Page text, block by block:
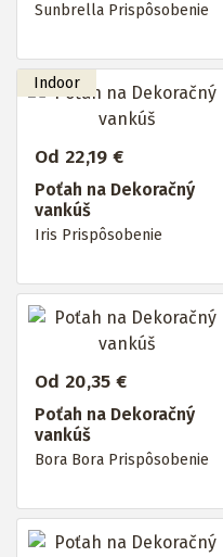
Sunbrella Prispôsobenie
Od 22,19 €
Poťah na Dekoračný
vankúš
Iris Prispôsobenie
Od 20,35 €
Poťah na Dekoračný
vankúš
Bora Bora Prispôsobenie